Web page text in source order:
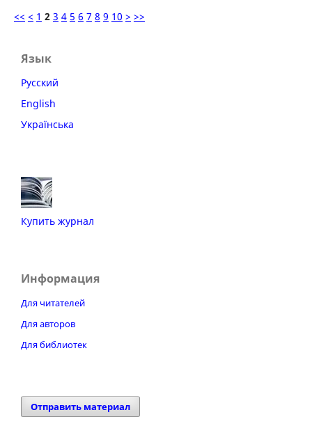
<< < 1 2 3 4 5 6 7 8 9 10 > >>
Язык
Русский
English
Українська
Купить журнал
Информация
Для читателей
Для авторов
Для библиотек
Отправить материал